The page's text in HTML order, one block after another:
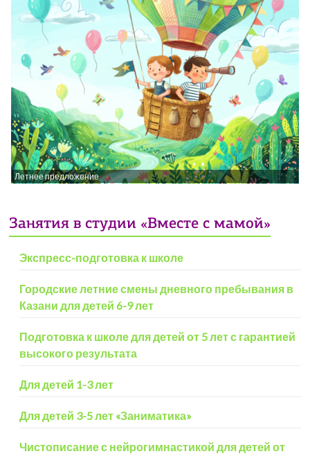
Летнее предложение
Занятия в студии «Вместе с мамой»
Экспресс-подготовка к школе
Городские летние смены дневного пребывания в
Казани для детей 6-9 лет
Подготовка к школе для детей от 5 лет с гарантией
высокого результата
Для детей 1-3 лет
Для детей 3-5 лет «Заниматика»
Чистописание с нейрогимнастикой для детей от